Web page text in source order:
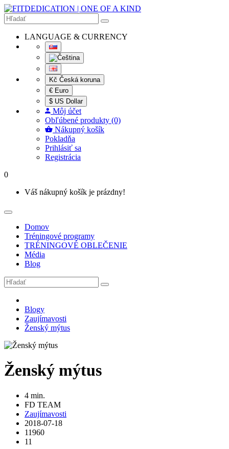
LANGUAGE & CURRENCY
Kč Česká koruna
€ Euro
$ US Dollar
Môj účet
Obľúbené produkty (0)
Nákupný košík
Pokladňa
Prihlásiť sa
Registrácia
0
Váš nákupný košík je prázdny!
Domov
Tréningové programy
TRÉNINGOVÉ OBLEČENIE
Média
Blog
Blogy
Zaujímavosti
Ženský mýtus
Ženský mýtus
4 min.
FD TEAM
Zaujímavosti
2018-07-18
11960
11